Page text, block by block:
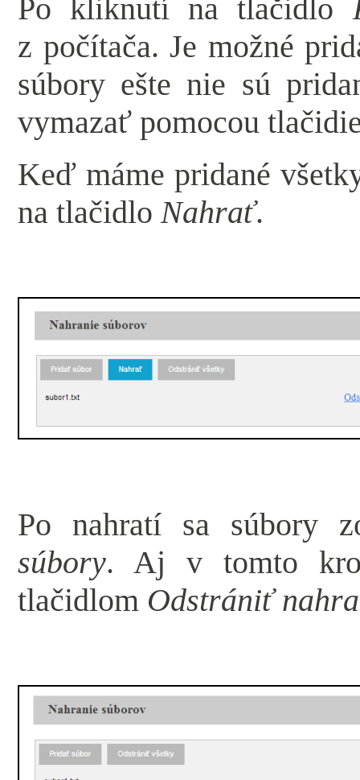
Po kliknutí na tlačidlo
z počítača. Je možné
súbory ešte nie sú
vymazať pomocou
Keď máme pridané
na tlačidlo Nahrať.
Po nahratí sa súbory
súbory. Aj v tomto
tlačidlom Odstrániť